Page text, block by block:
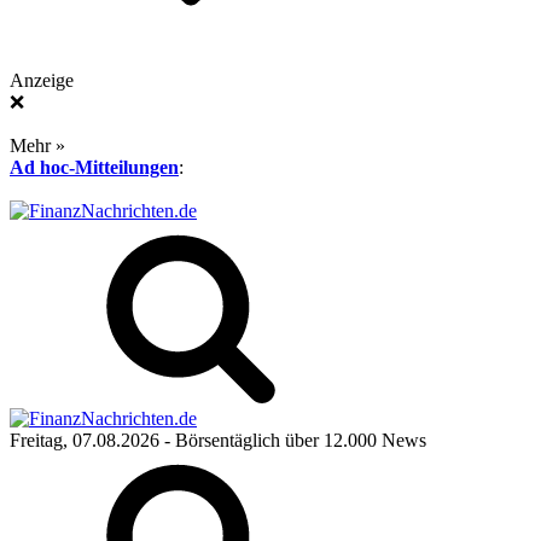
Anzeige
❌
Mehr »
Ad hoc-Mitteilungen:
Freitag, 07.08.2026 - Börsentäglich über 12.000 News